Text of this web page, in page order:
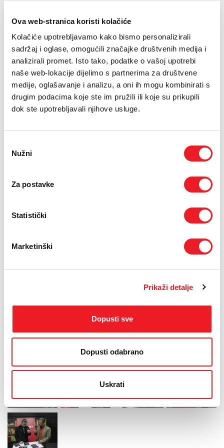
Ova web-stranica koristi kolačiće
Kolačiće upotrebljavamo kako bismo personalizirali
sadržaj i oglase, omogućili značajke društvenih medija i
analizirali promet. Isto tako, podatke o vašoj upotrebi
naše web-lokacije dijelimo s partnerima za društvene
medije, oglašavanje i analizu, a oni ih mogu kombinirati s
drugim podacima koje ste im pružili ili koje su prikupili
dok ste upotrebljavali njihove usluge.
pristanka
Nužni
Za postavke
Statistički
Marketinški
Prikaži detalje
Dopusti sve
Dopusti odabrano
Uskrati
PODRŠKA
TELEFONSKI IMENIK
Nakon Tuzle i Sarajeva, Massimo Savić održao je sinoć svoj
koncert i u Zenici u Bosanskom narodnom pozorištu.
U gotovo klupskoj atmosferi Massimo je Zeničanima
predstavio nekoliko pjesama s novog albuma „1 dan
ljubavi“, ali nisu izostali ni drugi poznati hitovi.
Zeničani su istinski uživali u glazbi, tekstu, energičnom
nastupu i odličnom muziciranju, a činjenica da Massimo tri
kartu.
koncertom u Hrvatskom domu herceg Stjepan Kosača u
Prije toga, u 14 sati, Massimo će se družiti sa svojim
obožavateljima u HT Eronet centru u Mepas Mallu u
Generalni sponzor bh. turneje je HT Eronet.